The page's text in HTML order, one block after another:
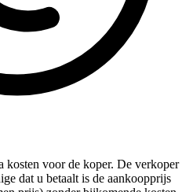
kosten voor de koper. De verkoper
dat u betaalt is de aankoopprijs